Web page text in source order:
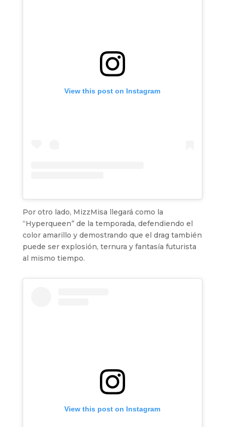
View this post on Instagram
Por otro lado, MizzMisa llegará como la
“Hyperqueen” de la temporada, defendiendo el
color amarillo y demostrando que el drag también
puede ser explosión, ternura y fantasía futurista
al mismo tiempo.
View this post on Instagram